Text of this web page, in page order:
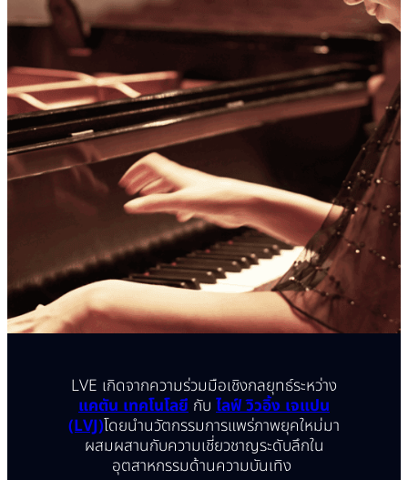
LVE เกิดจากความร่วมมือเชิงกลยุทธ์ระหว่าง
แคตัน เทคโนโลยี กับ ไลฟ์ วิวอิ้ง เจแปน
(LVJ)โดยนำนวัตกรรมการแพร่ภาพยุคใหม่มา
ผสมผสานกับความเชี่ยวชาญระดับลึกใน
อุตสาหกรรมด้านความบันเทิง